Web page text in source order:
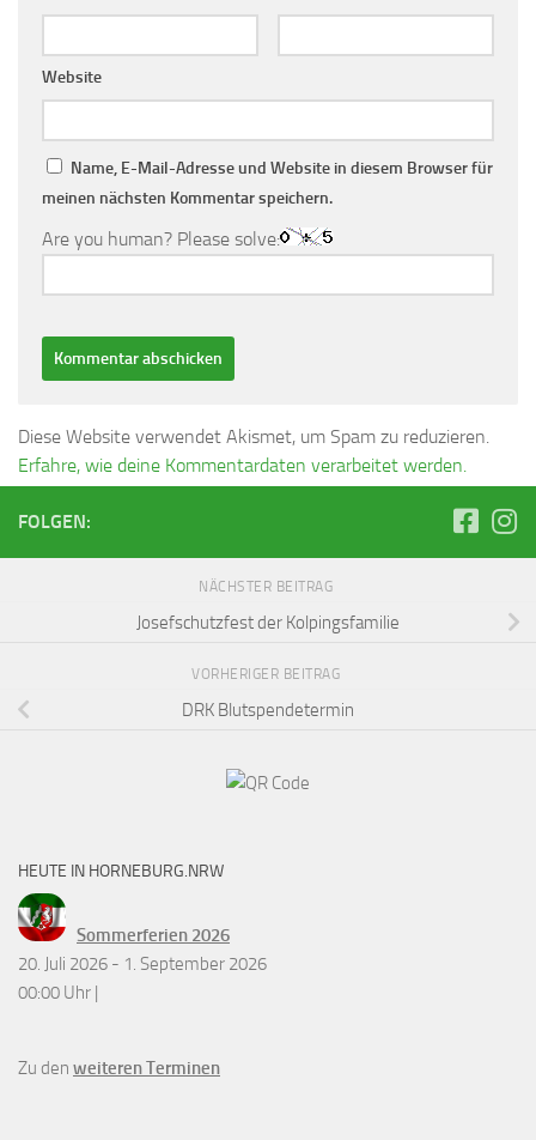
Website
Name, E-Mail-Adresse und Website in diesem Browser für
meinen nächsten Kommentar speichern.
Are you human? Please solve:
Diese Website verwendet Akismet, um Spam zu reduzieren.
Erfahre, wie deine Kommentardaten verarbeitet werden.
FOLGEN:
NÄCHSTER BEITRAG
Josefschutzfest der Kolpingsfamilie
VORHERIGER BEITRAG
DRK Blutspendetermin
HEUTE IN HORNEBURG.NRW
Sommerferien 2026
20. Juli 2026 - 1. September 2026
00:00 Uhr |
Zu den weiteren Terminen